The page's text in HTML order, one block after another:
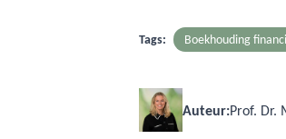
Tags: Boekhouding
Auteur:Prof. Dr.